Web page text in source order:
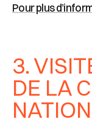
Pour plus
3.
DE LA